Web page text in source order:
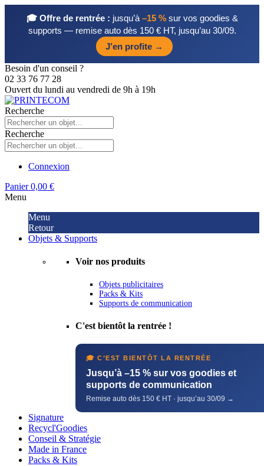
🎓 Offre de rentrée : jusqu’à –15 %sur vos goodies &
supports — remise auto dès 150 € HT, jusqu’au 30/09.
J’en profite →
Besoin d'un conseil ?
02 33 76 77 28
Ouvert du lundi au vendredi de 9h à 19h
Recherche
Recherche
Connexion
Panier 0,00 €
Menu
Menu
Retour
Objets & Supports
Voir nos produits
Objets publicitaires
Packs & Kits
Supports de communication
C'est bientôt la rentrée !
🎓 C’EST BIENTÔT LA RENTRÉE
Jusqu’à –15 % sur vos goodies et
supports de communication
Remise auto dès 150 € HT · jusqu’au 30/09 →
Signature
Recycl'Goodies
Conseil & Stratégie
Made in France
Packs & Kits